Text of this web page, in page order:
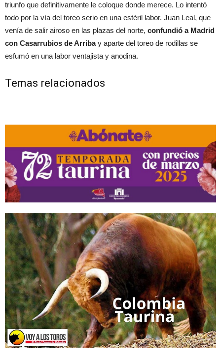
triunfo que definitivamente le coloque donde merece. Lo intentó
todo por la vía del toreo serio en una estéril labor. Juan Leal, que
venía de salir airoso en las plazas del norte, confundió a Madrid
con Casarrubios de Arribay aparte del toreo de rodillas se
esfumó en una labor ventajista y anodina.
Temas relacionados